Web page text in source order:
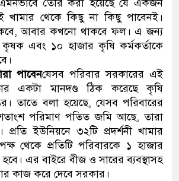
তৈরি করা হয়েছে যে একজন
খামার থেকে কিছু না কিছু পাবেনই।
আবার কখনো থাকবে ফল। এ জন্য
এবং ১০ হাজার কৃষি কর্মকর্তাকে
পাবেনযেসব পরিবার সরকারের এই
একটা মানদণ্ড ঠিক করেছে কৃষি
তাতে বলা হয়েছে, যেসব পরিবারের
পরিমাণ পতিত জমি আছে, তারা
ইউনিয়নে ৩২টি প্রদর্শনী খামার
থেকে প্রতিটি পরিবারকে ১ হাজার
এর বাইরে বীজ ও সারের ব্যবস্থাসহ
কাজ করে দেবে সরকার।